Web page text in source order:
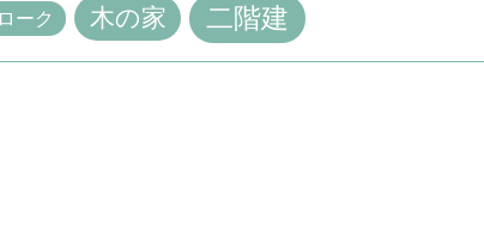
ーク 木の家 二階建